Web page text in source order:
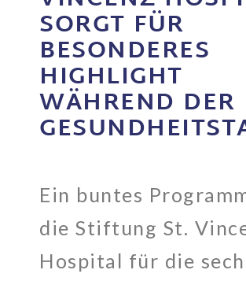
SORGT FÜR
BESONDERES
HIGHLIGHT
WÄHREND DER
Ein buntes
die Stiftung St.
Hospital für die